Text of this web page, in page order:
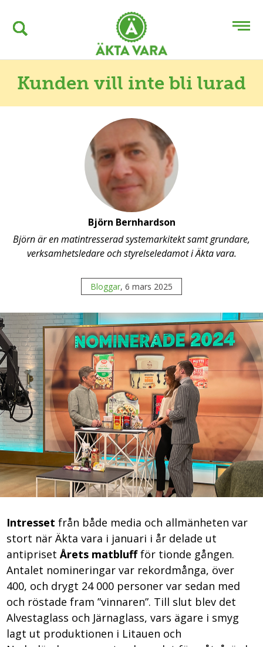
Kunden vill inte bli lurad
Björn Bernhardson
Björn är en matintresserad systemarkitekt samt grundare,
verksamhetsledare och styrelseledamot i Äkta vara.
Bloggar, 6 mars 2025
Intresset från både media och allmänheten var
stort när Äkta vara i januari i år delade ut
antiprisetÅrets matbluffför tionde gången.
Antalet nomineringar var rekordmånga, över
400, och drygt 24 000 personer var sedan med
och röstade fram ”vinnaren”. Till slut blev det
Alvestaglass och Järnaglass, vars ägare i smyg
lagt ut produktionen i Litauen och